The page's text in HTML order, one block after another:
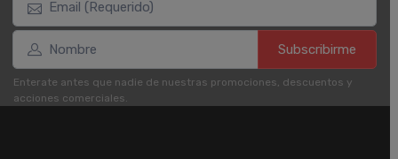
Subscribirme
Enterate antes que nadie de nuestras promociones, descuentos y
acciones comerciales.